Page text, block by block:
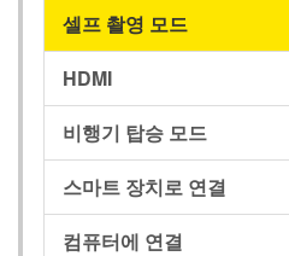
셀프 촬영 모드
HDMI
비행기 탑승 모드
스마트 장치로 연결
컴퓨터에 연결